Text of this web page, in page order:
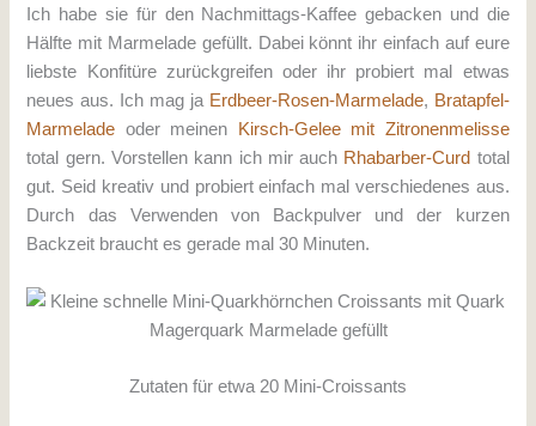
Ich habe sie für den Nachmittags-Kaffee gebacken und die
Hälfte mit Marmelade gefüllt. Dabei könnt ihr einfach auf eure
liebste Konfitüre zurückgreifen oder ihr probiert mal etwas
neues aus. Ich mag ja Erdbeer-Rosen-Marmelade, Bratapfel-
Marmelade oder meinen
Kirsch-Gelee mit Zitronenmelisse
total gern. Vorstellen kann ich mir auch Rhabarber-Curd total
gut. Seid kreativ und probiert einfach mal verschiedenes aus.
Durch das Verwenden von Backpulver und der kurzen
Backzeit braucht es gerade mal 30 Minuten.
Zutaten für etwa 20 Mini-Croissants